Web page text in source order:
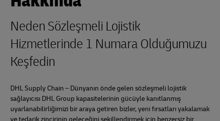
Neden Sözleşmeli Lojistik
Hizmetlerinde 1 Numara Olduğumuzu
Keşfedin
DHL Supply Chain – Dünyanın önde gelen sözleşmeli lojistik
sağlayıcısı DHL Group kapasitelerinin gücüyle kanıtlanmış
uyarlanabilirliğimizi bir araya getiren bizler, yeni fırsatları yakalamak
ve tedarik zincirinin geleceğini şekillendirmek için benzersiz bir